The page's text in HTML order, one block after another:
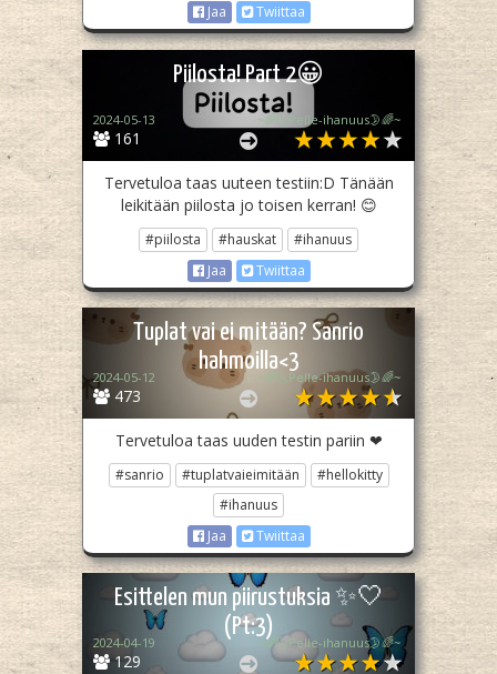
Jaa
Twiittaa
Piilosta! Part 2😀
161
2024-05-13 ~🌈🌜Pelle-ihanuus🌛🌈~
Tervetuloa taas uuteen testiin:D Tänään
leikitään piilosta jo toisen kerran! 😊
#piilosta #hauskat
#ihanuus
Jaa
Twiittaa
Tuplat vai ei mitään? Sanrio
hahmoilla<3
473
2024-05-12 ~🌈🌜Pelle-ihanuus🌛🌈~
Tervetuloa taas uuden testin pariin ❤
#sanrio #tuplatvaieimitään
#hellokitty
#ihanuus
Jaa
Twiittaa
Esittelen mun piirustuksia ✨🤍
(Pt:3)
129
2024-04-19 ~🌈🌜Pelle-ihanuus🌛🌈~